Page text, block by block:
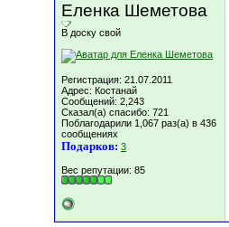
Еленка Шеметова
В доску свой
Регистрация: 21.07.2011
Адрес: Костанай
Сообщений: 2,243
Сказал(а) спасибо: 721
Поблагодарили 1,067 раз(а) в 436
сообщениях
Подарков: 3
Вес репутации: 85